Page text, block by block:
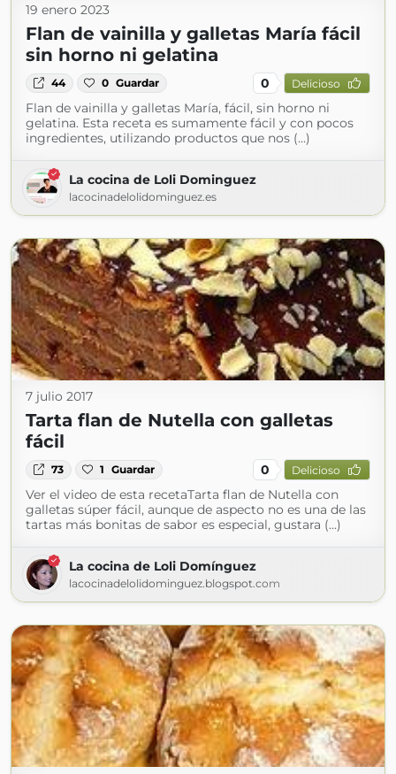
19 enero 2023
Flan de vainilla y galletas María fácil
sin horno ni gelatina
44 0 Guardar 0 Delicioso
Flan de vainilla y galletas María, fácil, sin horno ni
gelatina. Esta receta es sumamente fácil y con pocos
ingredientes, utilizando productos que nos (...)
La cocina de Loli Dominguez
lacocinadelolidominguez.es
7 julio 2017
Tarta flan de Nutella con galletas
fácil
73 1 Guardar 0 Delicioso
Ver el video de esta recetaTarta flan de Nutella con
galletas súper fácil, aunque de aspecto no es una de las
tartas más bonitas de sabor es especial, gustara (...)
La cocina de Loli Domínguez
lacocinadelolidominguez.blogspot.com